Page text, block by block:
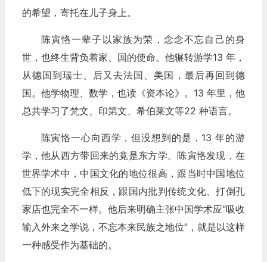
的希望，寄托在儿子身上。
陈寅恪一辈子以家族为荣，念念不忘自己的身
世，也终生背负着家、国的使命。他辗转游学13 年，
从德国到瑞士、后又去法国、美国，最后再回到德
国。他学物理、数学，也读《资本论》。13 年里，他
总共学习了梵文、印第文、希伯莱文等22 种语言。
陈寅恪一心向西学，但没想到的是，13 年的游
学，他从西方带回来的竟是东方学。陈寅恪发现，在
世界学术中，中国文化的地位很高，跟当时中国地位
低下的现实完全相反，跟国内批判传统文化、打倒孔
家店也完全不一样。他后来明确主张中国学术应“吸收
输入外来之学说，不忘本来民族之地位”，就是以这样
一种感受作为基础的。